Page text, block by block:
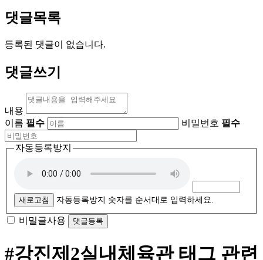
댓글목록
등록된 댓글이 없습니다.
댓글쓰기
내용
이름 필수 비밀번호 필수
자동등록방지
새로고침 자동등록방지 숫자를 순서대로 입력하세요.
비밀글사용
#강진제2실내체육관태그 관련